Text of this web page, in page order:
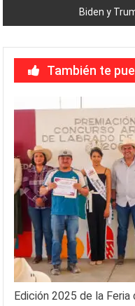
entradasBiden y
También te
Edición 2025 de la